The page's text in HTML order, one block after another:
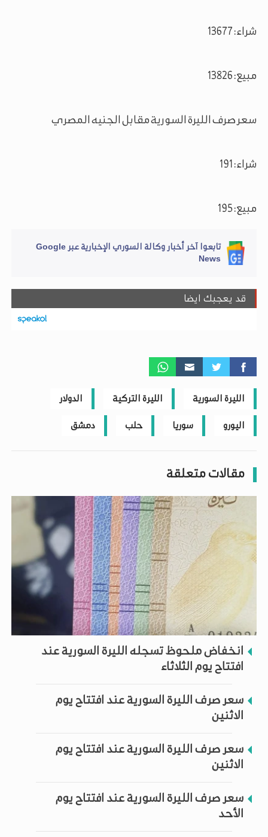
شراء: 13677
مبيع: 13826
سعر صرف الليرة السورية مقابل الجنيه المصري
شراء: 191
مبيع: 195
تابعوا آخر أخبار وكالة السوري الإخبارية عبر Google
News
قد يعجبك ايضا
الليرة السورية الليرة التركية الدولار
اليورو سوريا حلب دمشق
مقالات متعلقة
انخفاض ملحوظ تسجله الليرة السورية عند
افتتاح يوم الثلاثاء
سعر صرف الليرة السورية عند افتتاح يوم
الاثنين
سعر صرف الليرة السورية عند افتتاح يوم
الاثنين
سعر صرف الليرة السورية عند افتتاح يوم
الأحد